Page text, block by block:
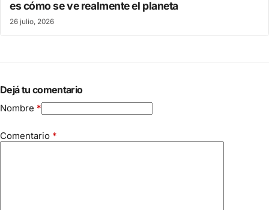
es cómo se ve realmente el planeta
26 julio, 2026
Dejá tu comentario
Nombre *
Comentario *